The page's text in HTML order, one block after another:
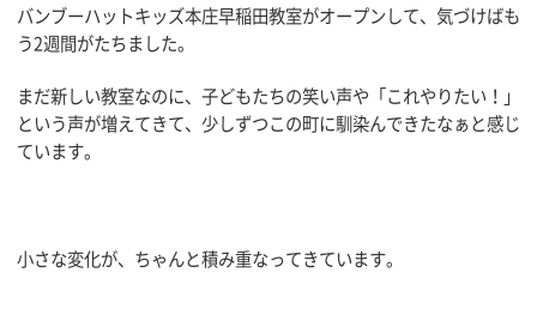
バンブーハットキッズ本庄早稲田教室がオープンして、気づけばも
う2週間がたちました。
まだ新しい教室なのに、子どもたちの笑い声や「これやりたい！」
という声が増えてきて、少しずつこの町に馴染んできたなぁと感じ
ています。
小さな変化が、ちゃんと積み重なってきています。